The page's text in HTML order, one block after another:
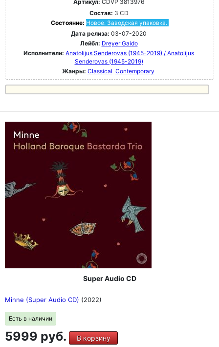
Артикул: CDVP 3813976
Состав: 3 CD
Состояние: Новое. Заводская упаковка.
Дата релиза: 03-07-2020
Лейбл: Dreyer Gaido
Исполнители: Anatolijus Senderovas (1945-2019) / Anatolijus
Senderovas (1945-2019)
Жанры: Classical Contemporary
Super Audio CD
Minne (Super Audio CD) (2022)
Есть в наличии
5999 руб. В корзину